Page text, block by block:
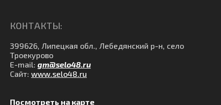
КОНТАКТЫ:
399626, Липецкая обл., Лебедянский р-н, село
Троекурово
E-mail: gm@selo48.ru
Сайт: www.selo48.ru
Посмотреть на карте